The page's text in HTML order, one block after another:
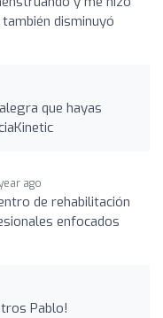
disminuyó
que hayas
ago
de rehabilitación
enfocados
Pablo!